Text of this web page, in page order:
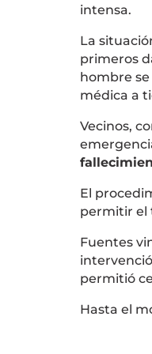
intensa.
La
primeros
hombre
médica a
Vecinos,
El
permitir el
Fuentes
permitió
Hasta el